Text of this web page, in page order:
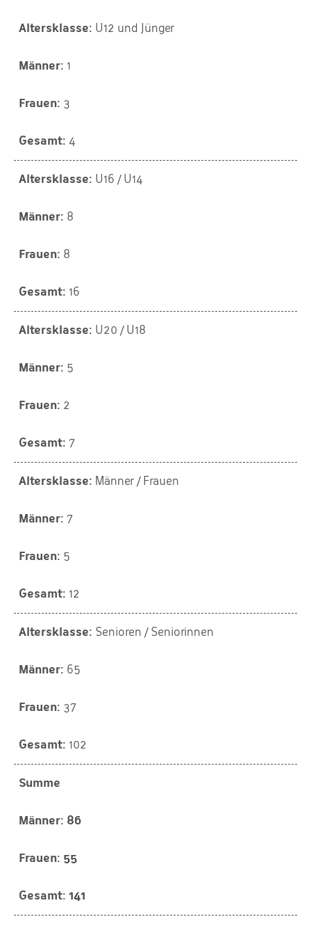
U12 und Jünger
1
3
4
U16 / U14
8
8
16
U20 / U18
5
2
7
Männer / Frauen
7
5
12
Senioren / Seniorinnen
65
37
102
Summe
86
55
141